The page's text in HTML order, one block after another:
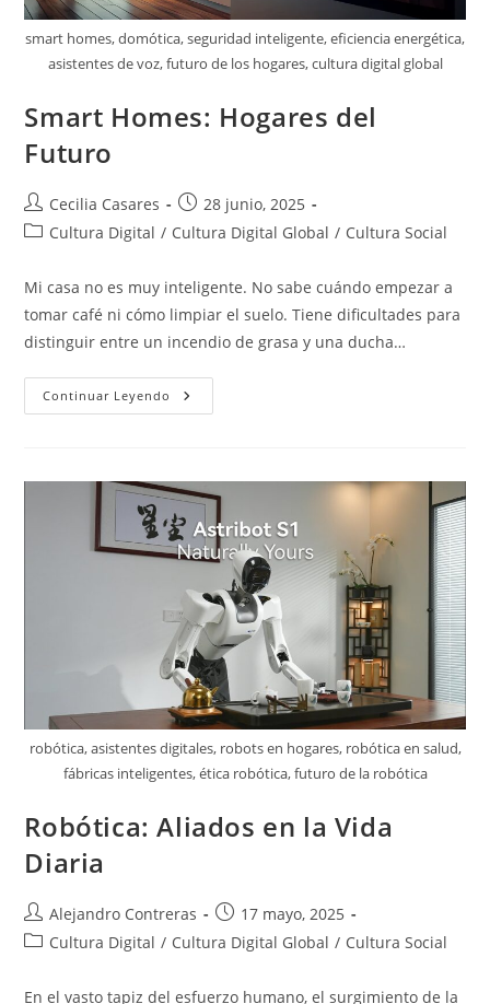
smart homes, domótica, seguridad inteligente, eficiencia energética,
asistentes de voz, futuro de los hogares, cultura digital global
Smart Homes: Hogares del
Futuro
Autor
de
Cecilia Casares
Entrada
publicada:
28 junio, 2025
Categoría
la
Cultura Digital / Cultura Digital Global / Cultura Social
Mi casa no es muy inteligente. No sabe cuándo empezar a
tomar café ni cómo limpiar el suelo. Tiene dificultades para
distinguir entre un incendio de grasa y una ducha…
Continuar Leyendo Smart
Homes:
robótica, asistentes digitales, robots en hogares, robótica en salud,
fábricas inteligentes, ética robótica, futuro de la robótica
Robótica: Aliados en la Vida
Diaria
Autor
de
Alejandro Contreras
Entrada
publicada:
17 mayo, 2025
Categoría
la
Cultura Digital / Cultura Digital Global / Cultura Social
En el vasto tapiz del esfuerzo humano, el surgimiento de la